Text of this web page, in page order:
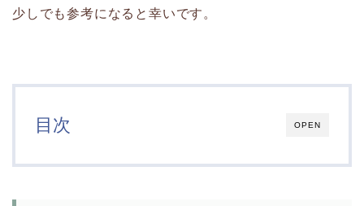
少しでも参考になると幸いです。
OPEN
目次